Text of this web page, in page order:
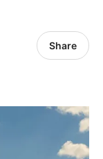
Share